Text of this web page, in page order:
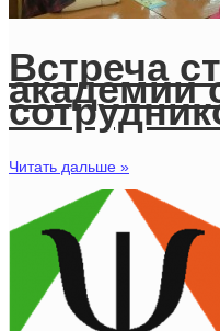
Встреча
академии
Читать дальше »